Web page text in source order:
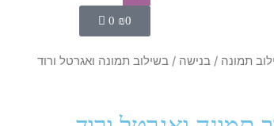
₪0
0
תמונה / בנישה / בשילוב תמונה ואגרטל ורוד